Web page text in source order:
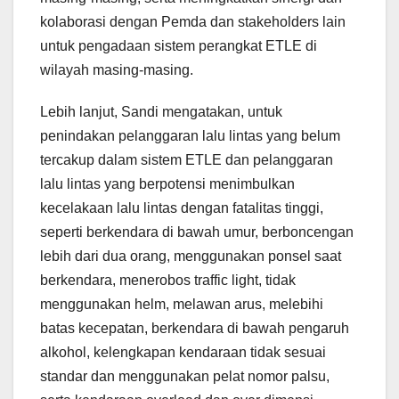
kolaborasi dengan Pemda dan stakeholders lain
untuk pengadaan sistem perangkat ETLE di
wilayah masing-masing.
Lebih lanjut, Sandi mengatakan, untuk
penindakan pelanggaran lalu lintas yang belum
tercakup dalam sistem ETLE dan pelanggaran
lalu lintas yang berpotensi menimbulkan
kecelakaan lalu lintas dengan fatalitas tinggi,
seperti berkendara di bawah umur, berboncengan
lebih dari dua orang, menggunakan ponsel saat
berkendara, menerobos traffic light, tidak
menggunakan helm, melawan arus, melebihi
batas kecepatan, berkendara di bawah pengaruh
alkohol, kelengkapan kendaraan tidak sesuai
standar dan menggunakan pelat nomor palsu,